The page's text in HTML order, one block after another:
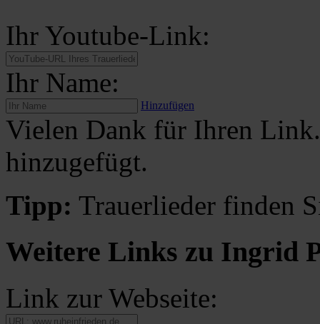
Ihr Youtube-Link:
Ihr Name:
Hinzufügen
Vielen Dank für Ihren
hinzugefügt.
Tipp: Trauerlieder finden
Weitere Links zu Ingrid
Link zur Webseite: